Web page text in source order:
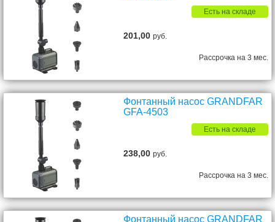
Есть на складе
201,00руб.
Рассрочка на 3 мес.
Фонтанный насос GRANDFAR
GFA-4503
Есть на складе
238,00руб.
Рассрочка на 3 мес.
Фонтанный насос GRANDFAR